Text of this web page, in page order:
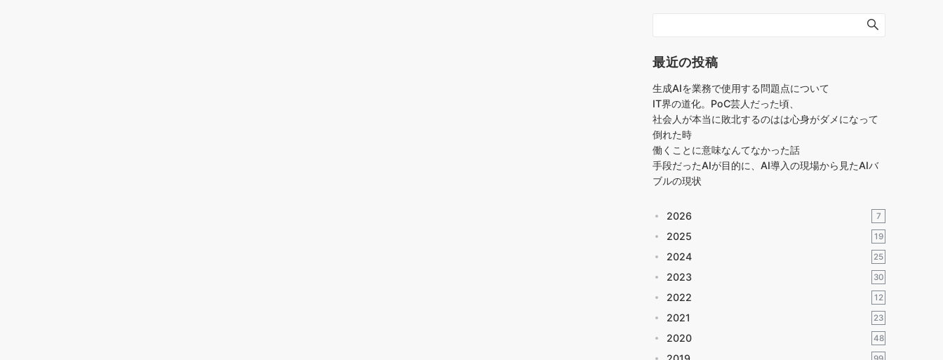
最近の投稿
生成AIを業務で使用する問題点について
IT界の道化。PoC芸人だった頃、
社会人が本当に敗北するのはは心身がダメになって
倒れた時
働くことに意味なんてなかった話
手段だったAIが目的に、AI導入の現場から見たAIバ
ブルの現状
2026 7
2025 19
2024 25
2023 30
2022 12
2021 23
2020 48